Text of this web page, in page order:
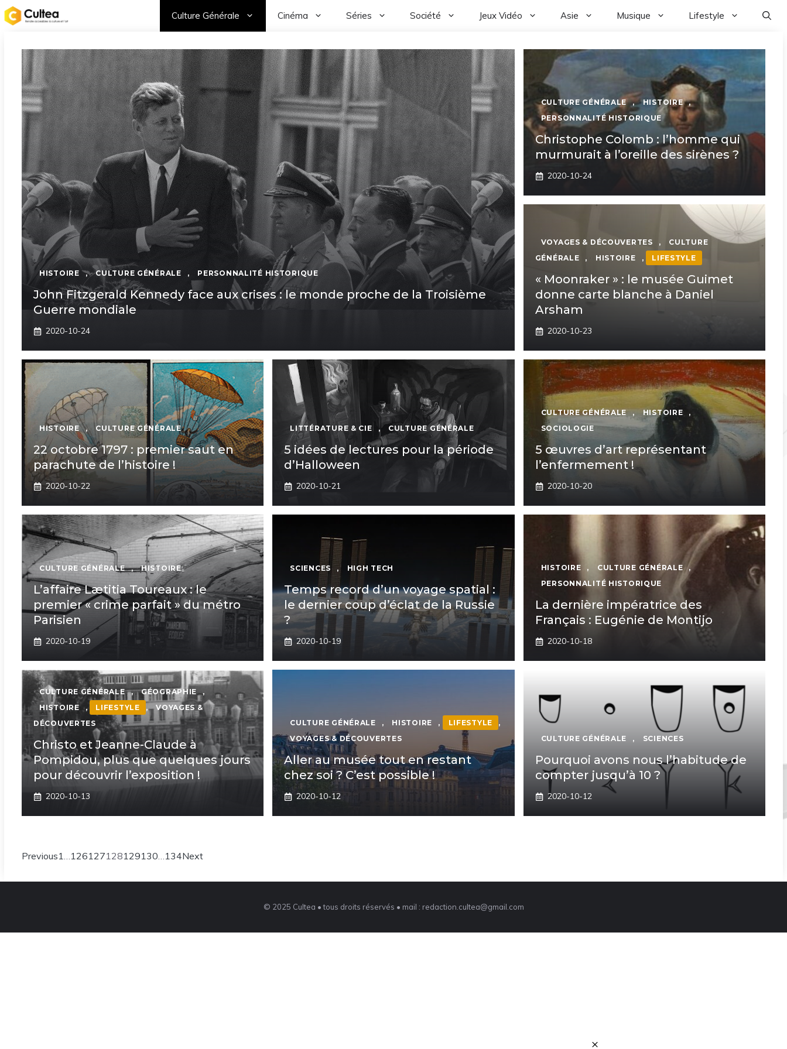
Aller
au
Culture Générale Cinéma Séries Société Jeux Vidéo Asie Musique Lifestyle
HISTOIRE , CULTURE GÉNÉRALE , PERSONNALITÉ HISTORIQUE
John Fitzgerald Kennedy face aux crises : le monde proche de la Troisième
Guerre mondiale
2020-10-24
CULTURE GÉNÉRALE , HISTOIRE
,
PERSONNALITÉ HISTORIQUE
Christophe Colomb : l’homme qui
murmurait à l’oreille des sirènes ?
2020-10-24
VOYAGES & DÉCOUVERTES ,
CULTURE
GÉNÉRALE
, HISTOIRE , LIFESTYLE
« Moonraker » : le musée Guimet
donne carte blanche à Daniel
Arsham
2020-10-23
HISTOIRE , CULTURE GÉNÉRALE
22 octobre 1797 : premier saut en
parachute de l’histoire !
2020-10-22
LITTÉRATURE & CIE , CULTURE GÉNÉRALE
5 idées de lectures pour la période
d’Halloween
2020-10-21
CULTURE GÉNÉRALE , HISTOIRE
,
SOCIOLOGIE
5 œuvres d’art représentant
l’enfermement !
2020-10-20
CULTURE GÉNÉRALE , HISTOIRE
L’affaire Lætitia Toureaux : le
premier « crime parfait » du métro
Parisien
2020-10-19
SCIENCES , HIGH TECH
Temps record d’un voyage spatial :
le dernier coup d’éclat de la Russie
?
2020-10-19
HISTOIRE , CULTURE GÉNÉRALE
,
PERSONNALITÉ HISTORIQUE
La dernière impératrice des
Français : Eugénie de Montijo
2020-10-18
CULTURE GÉNÉRALE , GÉOGRAPHIE
,
HISTOIRE
, LIFESTYLE ,
VOYAGES &
DÉCOUVERTES
Christo et Jeanne-Claude à
Pompidou, plus que quelques jours
pour découvrir l’exposition !
2020-10-13
CULTURE GÉNÉRALE , HISTOIRE , LIFESTYLE
,
VOYAGES & DÉCOUVERTES
Aller au musée tout en restant
chez soi ? C’est possible !
2020-10-12
CULTURE GÉNÉRALE , SCIENCES
Pourquoi avons nous l’habitude de
compter jusqu’à 10 ?
2020-10-12
Previous1…126127128129130…134Next
© 2025 Cultea • tous droits réservés • mail : redaction.cultea@gmail.com
×